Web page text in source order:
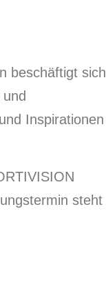
beschäftigt sich
Inspirationen
steht